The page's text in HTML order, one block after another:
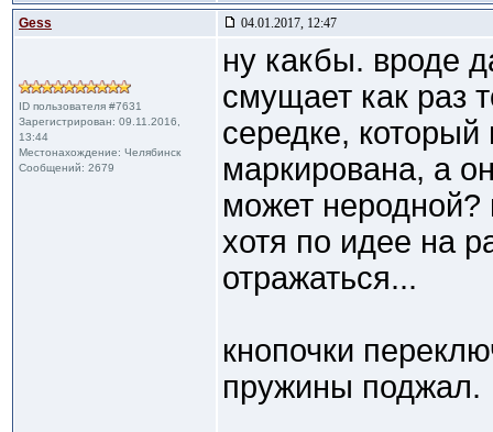
Gess 04.01.2017, 12:47
ID пользователя #7631
Зарегистрирован: 09.11.2016,
13:44
Местонахождение: Челябинск
Сообщений: 2679
ну какбы. вроде
смущает как раз
середке,
маркирована, а
может неродной?
хотя по идее на
отражаться...
кнопочки
пружины поджал.